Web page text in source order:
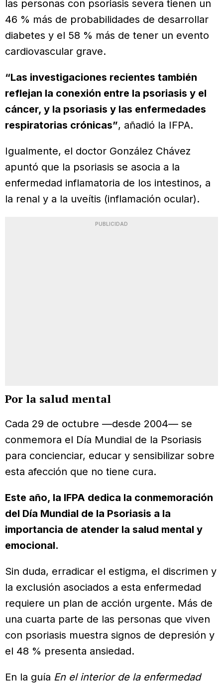
las personas con psoriasis severa tienen un
46 % más de probabilidades de desarrollar
diabetes y el 58 % más de tener un evento
cardiovascular grave.
“Las investigaciones recientes también
reflejan la conexión entre la psoriasis y el
cáncer, y la psoriasis y las enfermedades
respiratorias crónicas”, añadió la IFPA.
Igualmente, el doctor González Chávez
apuntó que la psoriasis se asocia a la
enfermedad inflamatoria de los intestinos, a
la renal y a la uveítis (inflamación ocular).
PUBLICIDAD
Por la salud mental
Cada 29 de octubre —desde 2004— se
conmemora el Día Mundial de la Psoriasis
para concienciar, educar y sensibilizar sobre
esta afección que no tiene cura.
Este año, la IFPA dedica la conmemoración
del Día Mundial de la Psoriasis a la
importancia de atender la salud mental y
emocional.
Sin duda, erradicar el estigma, el discrimen y
la exclusión asociados a esta enfermedad
requiere un plan de acción urgente. Más de
una cuarta parte de las personas que viven
con psoriasis muestra signos de depresión y
el 48 % presenta ansiedad.
En la guía En el interior de la enfermedad